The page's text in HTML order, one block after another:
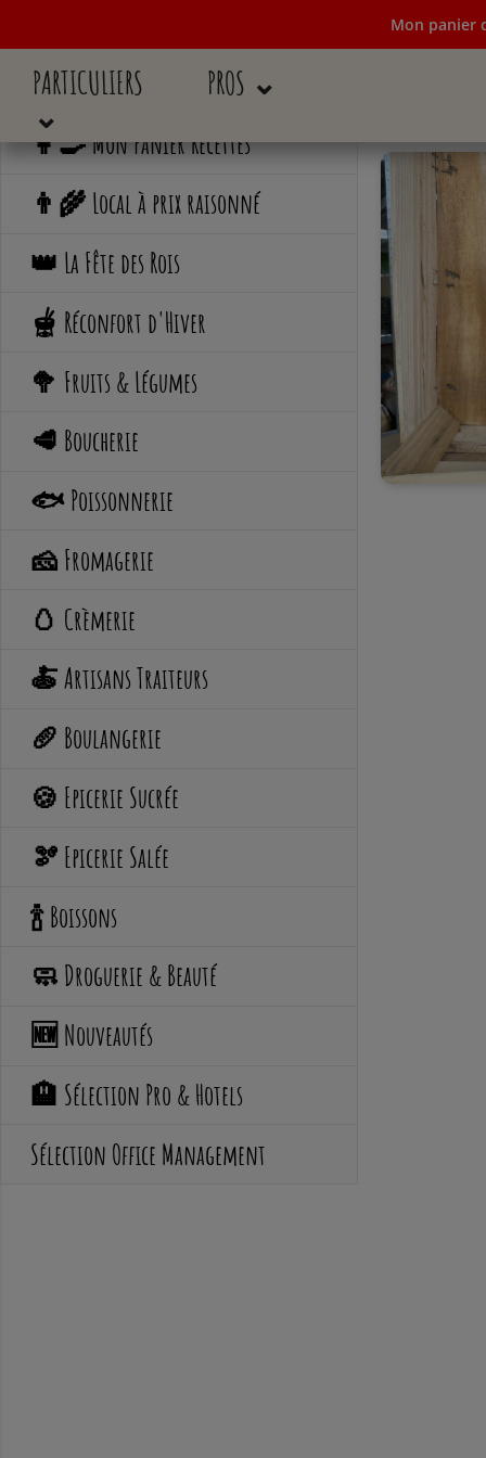
Mon panier
PARTICULIERS
⌄
PROS ⌄ Mon panier
👩‍🍳 Mon Panier Recettes
👨‍🌾 Local à prix raisonné
👑 La Fête des Rois
🫕 Réconfort d'Hiver
🥦 Fruits & Légumes
🥩 Boucherie
🐟 Poissonnerie
🧀 Fromagerie
🥚 Crèmerie
🍝 Artisans Traiteurs
🥖 Boulangerie
🍪 Epicerie Sucrée
🫘 Epicerie Salée
🍾 Boissons
🧼 Droguerie & Beauté
🆕 Nouveautés
🏨 Sélection Pro & Hotels
Sélection Office Management